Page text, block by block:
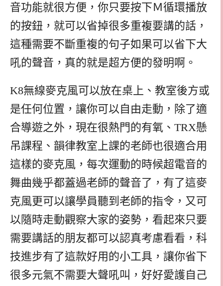
音功能就很方便，你只要按下Ｍ循環播放
的按鈕，就可以省掉很多重複要講的話，
這種需要不斷重複的句子如果可以省下大
吼的聲音，真的就是超方便的發明啊。
K8無線麥克風可以放在桌上、教室後方或
是任何位置，讓你可以自由走動，除了適
合導遊之外，現在很熱門的有氧、TRX懸
吊課程、韻律教室上課的老師也很適合用
這樣的麥克風，每次運動的時候超電音的
舞曲幾乎都蓋過老師的聲音了，有了這麥
克風更可以讓學員聽到老師的指令，又可
以隨時走動觀察大家的姿勢，看起來只要
需要講話的朋友都可以認真考慮看看，科
技進步有了這款好用的小工具，讓你省下
很多元氣不需要大聲吼叫，好好愛護自己